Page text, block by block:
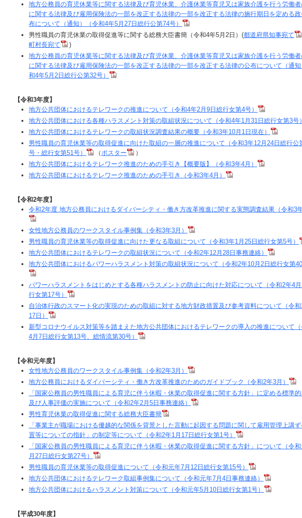
地方公務員の育児休業等に関する法律及び育児休業、介護休業等育児又は家族介護を行う労働
に関する法律及び雇用保険法の一部を改正する法律の一部を改正する法律の施行期日を定める
布について（通知）（令和4年5月27日総行公第74号）
男性職員の育児休業の取得促進等に関する総務大臣書簡（令和4年5月2日）(都道府県知事宛て
町村長宛て
)
地方公務員の育児休業等に関する法律及び育児休業、介護休業等育児又は家族介護を行う労働
に関する法律及び雇用保険法の一部を改正する法律の一部を改正する法律の公布について（通
和4年5月2日総行公第32号）
【令和3年度】
地方公共団体におけるテレワークの推進について（令和4年2月9日総行女第4号）
地方公共団体における各種ハラスメント対策の取組状況について（令和4年1月31日総行女第3号）
地方公共団体におけるテレワークの取組状況調査結果の概要（令和3年10月1日現在）
男性職員の育児休業等の取得促進に向けた取組の一層の推進について（令和3年12月24日総行公
号・総行女第51号）
（ポスター
）
地方公共団体におけるテレワーク推進のための手引き【概要版】（令和3年4月）
地方公共団体におけるテレワーク推進のための手引き（令和3年4月）
【令和2年度】
令和2年度 地方公務員におけるダイバーシティ・働き方改革推進に関する実態調査結果（令和3年
女性地方公務員のワークスタイル事例集（令和3年3月）
男性職員の育児休業等の取得促進に向けた更なる取組について（令和3年1月25日総行女第5号）
地方公共団体におけるテレワークの取組状況について（令和2年12月28日事務連絡）
地方公共団体におけるパワーハラスメント対策の取組状況について（令和2年10月2日総行女第40
パワーハラスメントをはじめとする各種ハラスメントの防止に向けた対応について（令和2年4
行女第17号）
自治体行政のスマート化の実現のための取組に対する地方財政措置及び参考資料について（令和
17日）
新型コロナウイルス対策等を踏まえた地方公共団体におけるテレワークの導入の推進について
4月7日総行女第13号、総情流第30号）
【令和元年度】
女性地方公務員のワークスタイル事例集（令和2年3月）
地方公務員におけるダイバーシティ・働き方改革推進のためのガイドブック（令和2年3月）
「国家公務員の男性職員による育児に伴う休暇・休業の取得促進に関する方針」に定める標準的
及び人事評価の実施について（令和2年2月5日事務連絡）
男性育児休業の取得促進に関する総務大臣書簡
「事業主が職場における優越的な関係を背景とした言動に起因する問題に関して雇用管理上講
置等についての指針」の制定等について（令和2年1月17日総行女第1号）
「国家公務員の男性職員による育児に伴う休暇・休業の取得促進に関する方針」について（令
月27日総行女第27号）
男性職員の育児休業等の取得促進について（令和元年7月12日総行女第15号）
地方公共団体におけるテレワーク取組事例集について（令和元年7月4日事務連絡）
地方公共団体におけるハラスメント対策について（令和元年5月10日総行女第1号）
【平成30年度】